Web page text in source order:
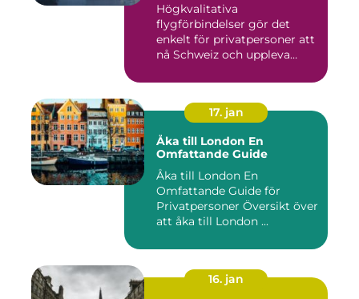
Högkvalitativa
flygförbindelser gör det
enkelt för privatpersoner att
nå Schweiz och uppleva
17. jan
Åka till London En
Omfattande Guide
Åka till London En
Omfattande Guide för
Privatpersoner Översikt över
att åka till London ...
16. jan